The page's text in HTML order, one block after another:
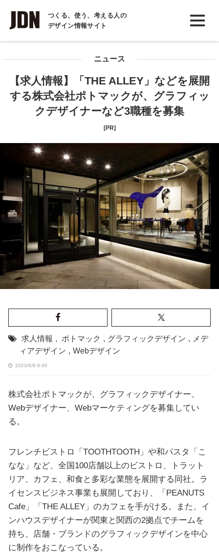
つくる、使う、考える人の
デザイン情報サイト
INTERVIEW
インタビュー
COLUMN
コラム
ニュース
【求人情報】「THE ALLEY」などを展開
する株式会社ポトマックが、グラフィッ
クデザイナーなど3職種を募集
[PR]
求人情報 , ポトマック , グラフィックデザイン , メデ
ィアデザイン , Webデザイン
2023/6/8 9:00
株式会社ポトマックが、グラフィックデザイナー、
Webデザイナー、Webマーケティングを募集してい
る。
フレンチビストロ「TOOTHTOOTH」や和パスタ「こ
なな」など、全国100店舗以上のビストロ、トラット
リア、カフェ、和食と多彩な業態を展開する同社。ラ
イセンスビジネス事業も展開しており、「PEANUTS
Cafe」「THE ALLEY」のカフェを手がける。また、イ
ンハウスデザイナーが関東と関西の2拠点でチームを
持ち、店舗・ブランドのグラフィックデザインを中心
に制作をおこなっている。